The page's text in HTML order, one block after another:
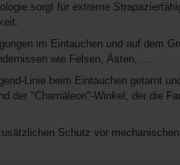
sorgt für extreme
im Eintauchen und auf dem
wie Felsen, Ästen, ...
Linie beim Eintauchen getarnt
der "Chamäleon"-Winkel, der die
Schutz vor